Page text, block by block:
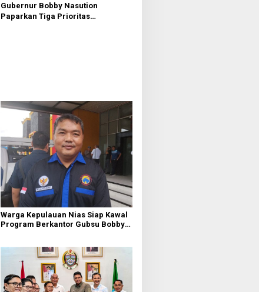
Gubernur Bobby Nasution
Paparkan Tiga Prioritas
Warga Kepulauan Nias Siap Kawal
Program Berkantor Gubsu Bobby